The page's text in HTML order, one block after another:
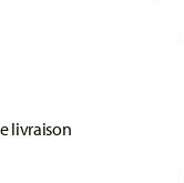
livraison